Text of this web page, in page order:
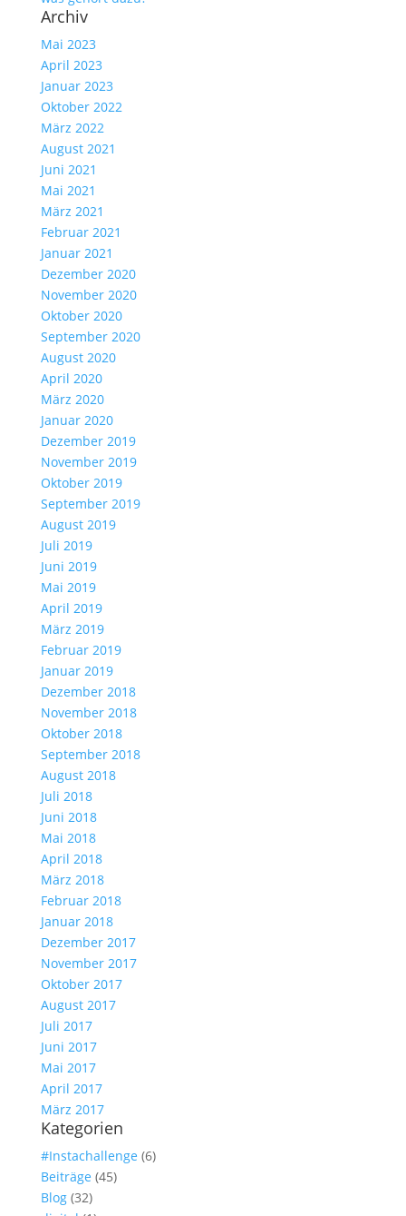
Archiv
Mai 2023
April 2023
Januar 2023
Oktober 2022
März 2022
August 2021
Juni 2021
Mai 2021
März 2021
Februar 2021
Januar 2021
Dezember 2020
November 2020
Oktober 2020
September 2020
August 2020
April 2020
März 2020
Januar 2020
Dezember 2019
November 2019
Oktober 2019
September 2019
August 2019
Juli 2019
Juni 2019
Mai 2019
April 2019
März 2019
Februar 2019
Januar 2019
Dezember 2018
November 2018
Oktober 2018
September 2018
August 2018
Juli 2018
Juni 2018
Mai 2018
April 2018
März 2018
Februar 2018
Januar 2018
Dezember 2017
November 2017
Oktober 2017
August 2017
Juli 2017
Juni 2017
Mai 2017
April 2017
März 2017
Kategorien
#Instachallenge (6)
Beiträge (45)
Blog(32)